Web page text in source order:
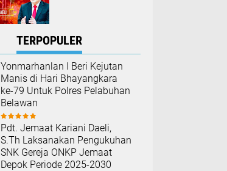
TERPOPULER
Yonmarhanlan I Beri Kejutan
Manis di Hari Bhayangkara
ke-79 Untuk Polres Pelabuhan
Belawan
Pdt. Jemaat Kariani Daeli,
S.Th Laksanakan Pengukuhan
SNK Gereja ONKP Jemaat
Depok Periode 2025-2030